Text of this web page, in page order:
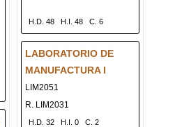
H.D. 48 H.I. 48 C. 6
LABORATORIO DE
MANUFACTURA I
LIM2051
R. LIM2031
H.D. 32 H.I. 0 C. 2